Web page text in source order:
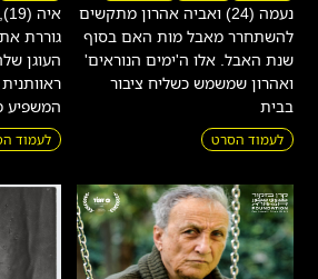
נעמה (24) ואביה אהרון מתקשים
להשתחרר מאבל מות האם בסוף
שנת האבל. אלו ה'ימים הנוראים'
ואהרון שמשמש כשליח ציבור
בבית
לעמוד הסרט
העוגן
המשפיע
לעמוד